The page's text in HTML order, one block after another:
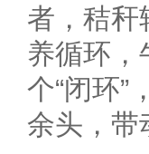
者，秸秆
养循环，
个“闭环”
余头，带